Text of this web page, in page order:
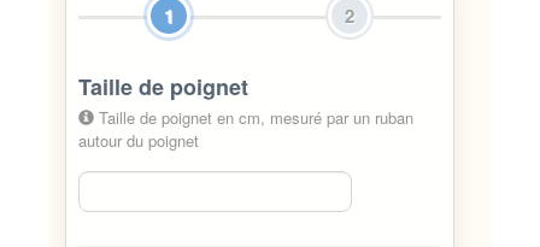
1 2
Taille de poignet
Taille de poignet en cm, mesuré par un ruban
autour du poignet